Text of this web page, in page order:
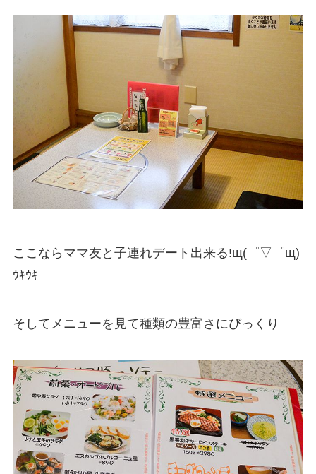
ここならママ友と子連れデート出来る!щ(゜▽゜щ)
ｳｷｳｷ
そしてメニューを見て種類の豊富さにびっくり